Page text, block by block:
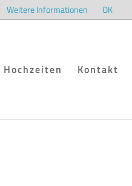
Hochzeiten Kontakt
Weitere Informationen OK